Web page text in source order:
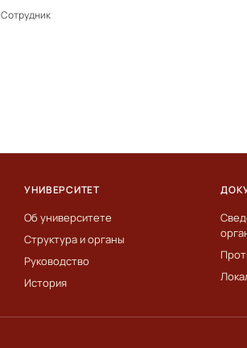
Сотрудник
УНИВЕРСИТЕТ
Об университете
Структура и органы
Руководство
История